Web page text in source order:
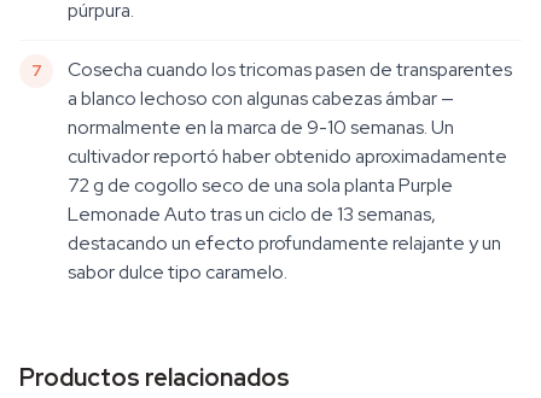
púrpura.
Cosecha cuando los tricomas pasen de transparentes
a blanco lechoso con algunas cabezas ámbar —
normalmente en la marca de 9-10 semanas. Un
cultivador reportó haber obtenido aproximadamente
72 g de cogollo seco de una sola planta Purple
Lemonade Auto tras un ciclo de 13 semanas,
destacando un efecto profundamente relajante y un
sabor dulce tipo caramelo.
Productos relacionados